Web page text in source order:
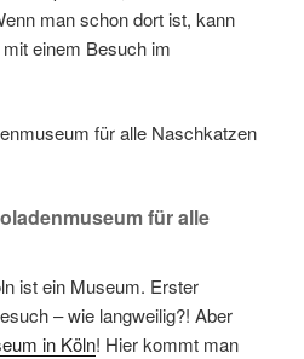
man schon dort ist, kann
einem Besuch im
für alle Naschkatzen
für alle
ist ein Museum. Erster
– wie langweilig?! Aber
in Köln! Hier kommt man